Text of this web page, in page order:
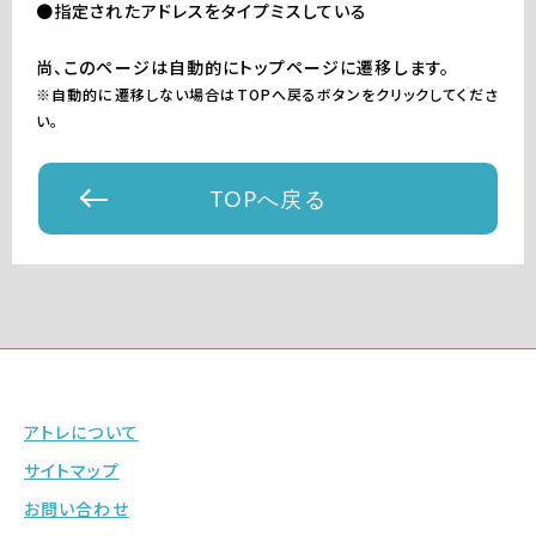
●指定されたアドレスをタイプミスしている
尚、このページは自動的にトップページに遷移します。
※自動的に遷移しない場合はTOPへ戻るボタンをクリックしてくださ
い。
TOPへ戻る
アトレについて
サイトマップ
お問い合わせ